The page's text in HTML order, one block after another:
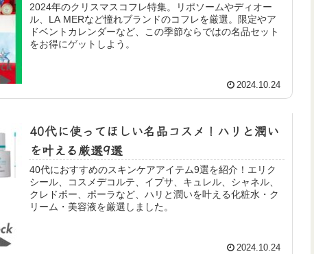
2024年のクリスマスコフレ特集。リポソームやディオー
ル、LA MERなど憧れブランドのコフレを厳選。限定やア
ドベントカレンダーなど、この季節ならではの名品セット
をお得にゲットしよう。
2024.10.24
40代に使ってほしい名品コスメ！ハリと潤い
を叶える厳選9選
40代におすすめのスキンケアアイテム9選を紹介！エリク
シール、コスメデコルテ、イプサ、キュレル、シャネル、
クレドポー、ポーラなど、ハリと潤いを叶える化粧水・ク
リーム・美容液を厳選しました。
2024.10.24